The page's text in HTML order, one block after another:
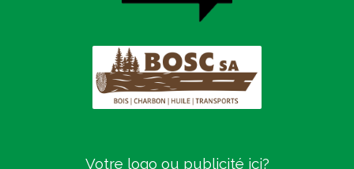
Votre logo ou publicité ici?